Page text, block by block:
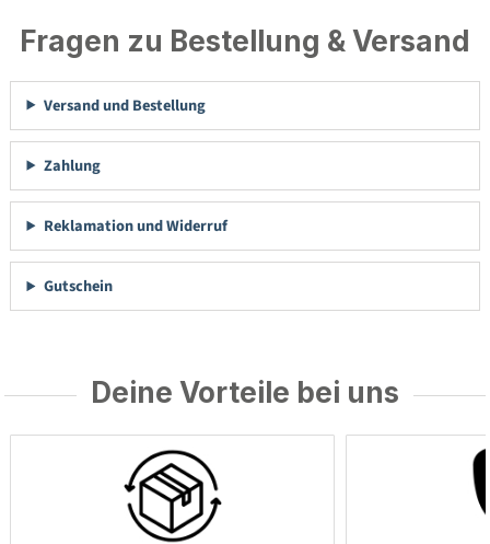
Fragen zu Bestellung & Versand
Versand und Bestellung
Zahlung
Reklamation und Widerruf
Gutschein
Deine Vorteile bei uns